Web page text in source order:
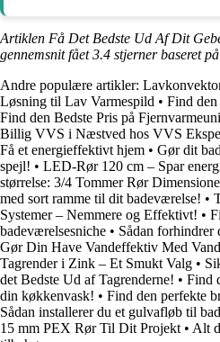
Artiklen Få Det Bedste Ud Af Dit
gennemsnit fået3.4 stjerner baseret på
Andre populære artikler:
Løsning til Lav Varmespild • Find
Find den Bedste Pris på
Billig VVS i Næstved hos VVS
Få et energieffektivt hjem • Gør dit
spejl! • LED-Rør 120 cm – Spar
størrelse: 3/4 Tommer Rør
med sort ramme til dit badeværelse! •
Systemer – Nemmere og Effektivt! •
badeværelsesniche • Sådan forhindrer
Gør Din Have Vandeffektiv Med
Tagrender i Zink – Et Smukt Valg •
det Bedste Ud af Tagrenderne! • Find
din køkkenvask! • Find den perfekte
Sådan installerer du et gulvafløb til
15 mm PEX Rør Til Dit Projekt • Alt